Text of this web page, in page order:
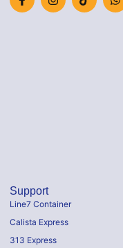
Support
Line7 Container
Calista Express
313 Express